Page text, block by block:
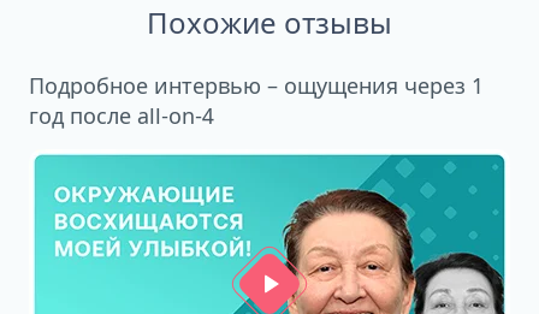
Похожие отзывы
Подробное интервью – ощущения через 1
год после all-on-4